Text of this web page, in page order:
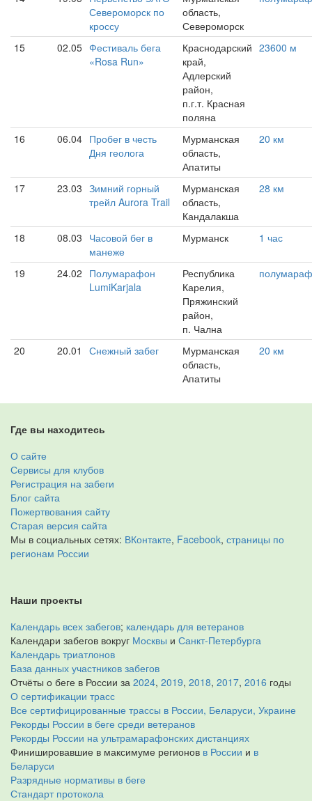
Североморск по
кроссу
область,
Североморск
15 02.05 Фестиваль бега
«Rosa Run»
Краснодарский
край,
Адлерский
район,
п.г.т. Красная
поляна
23600 м
16 06.04 Пробег в честь
Дня геолога
Мурманская
область,
Апатиты
20 км
17 23.03 Зимний горный
трейл Aurora Trail
Мурманская
область,
Кандалакша
28 км
18 08.03 Часовой бег в
манеже
Мурманск 1 час
19 24.02 Полумарафон
LumiKarjala
Республика
Карелия,
Пряжинский
район,
п. Чална
20 20.01 Снежный забег
Мурманская
область,
Апатиты
20 км
Где вы находитесь
О сайте
Сервисы для клубов
Регистрация на забеги
Блог сайта
Пожертвования сайту
Старая версия сайта
Мы в социальных сетях: ВКонтакте, Facebook, страницы по
регионам России
Наши проекты
Календарь всех забегов; календарь для ветеранов
Календари забегов вокруг Москвы и Санкт-Петербурга
Календарь триатлонов
База данных участников забегов
Отчёты о беге в России за 2024, 2019, 2018, 2017, 2016 годы
О сертификации трасс
Все сертифицированные трассы в России, Беларуси, Украине
Рекорды России в беге среди ветеранов
Рекорды России на ультрамарафонских дистанциях
Финишировавшие в максимуме регионов в России и в
Беларуси
Разрядные нормативы в беге
Стандарт протокола